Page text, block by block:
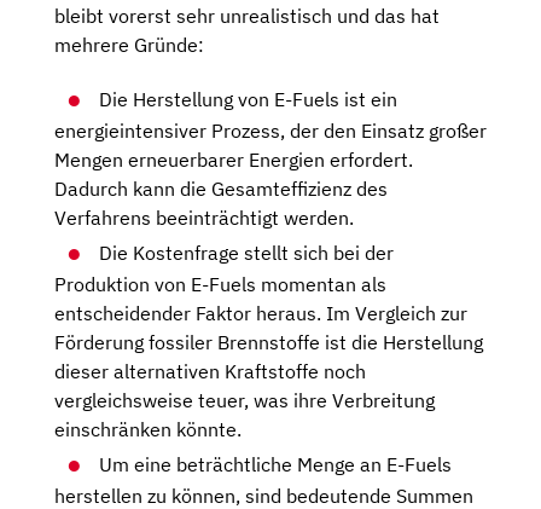
bleibt vorerst sehr unrealistisch und das hat
mehrere Gründe:
Die Herstellung von E-Fuels ist ein
energieintensiver Prozess, der den Einsatz großer
Mengen erneuerbarer Energien erfordert.
Dadurch kann die Gesamteffizienz des
Verfahrens beeinträchtigt werden.
Die Kostenfrage stellt sich bei der
Produktion von E-Fuels momentan als
entscheidender Faktor heraus. Im Vergleich zur
Förderung fossiler Brennstoffe ist die Herstellung
dieser alternativen Kraftstoffe noch
vergleichsweise teuer, was ihre Verbreitung
einschränken könnte.
Um eine beträchtliche Menge an E-Fuels
herstellen zu können, sind bedeutende Summen